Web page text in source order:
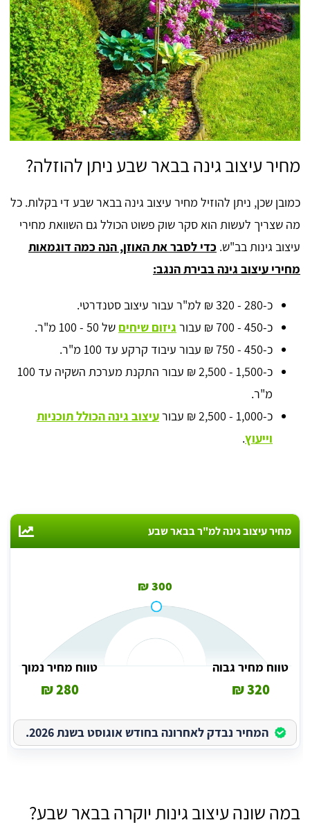
מחיר עיצוב גינה בבאר שבע ניתן להוזלה?
כמובן שכן, ניתן להוזיל מחיר עיצוב גינה בבאר שבע די בקלות. כל
מה שצריך לעשות הוא סקר שוק פשוט הכולל גם השוואת מחירי
עיצוב גינות בב"ש. כדי לסבר את האוזן, הנה כמה דוגמאות
מחירי עיצוב גינה בבירת הנגב:
כ-280 - 320 ₪ למ"ר עבור עיצוב סטנדרטי.
כ-450 - 700 ₪ עבור
גיזום שיחים של 50 - 100 מ"ר.
כ-450 - 750 ₪ עבור עיבוד קרקע עד 100 מ"ר.
כ-1,500 - 2,500 ₪ עבור התקנת מערכת השקיה עד 100
מ"ר.
כ-1,000 - 2,500 ₪ עבור
עיצוב גינה הכולל תוכניות
וייעוץ.
מחיר עיצוב גינה למ"ר בבאר שבע
300 ₪
טווח מחיר גבוה
320 ₪
טווח מחיר נמוך
280 ₪
המחיר נבדק לאחרונה בחודש אוגוסט בשנת 2026.
במה שונה עיצוב גינות יוקרה בבאר שבע?